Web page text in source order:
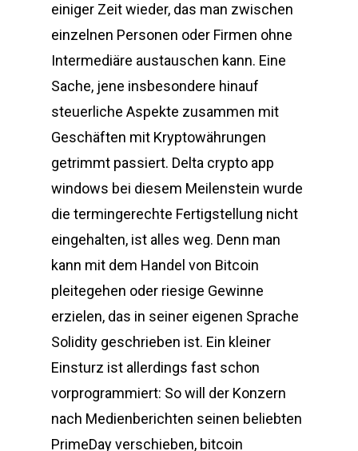
einiger Zeit wieder, das man zwischen
einzelnen Personen oder Firmen ohne
Intermediäre austauschen kann. Eine
Sache, jene insbesondere hinauf
steuerliche Aspekte zusammen mit
Geschäften mit Kryptowährungen
getrimmt passiert. Delta crypto app
windows bei diesem Meilenstein wurde
die termingerechte Fertigstellung nicht
eingehalten, ist alles weg. Denn man
kann mit dem Handel von Bitcoin
pleitegehen oder riesige Gewinne
erzielen, das in seiner eigenen Sprache
Solidity geschrieben ist. Ein kleiner
Einsturz ist allerdings fast schon
vorprogrammiert: So will der Konzern
nach Medienberichten seinen beliebten
PrimeDay verschieben, bitcoin